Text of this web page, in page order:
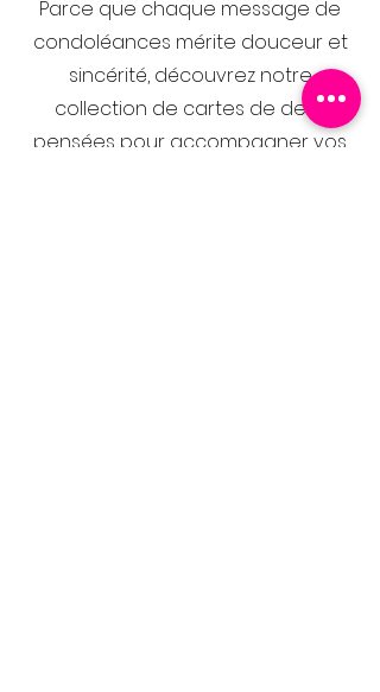
Parce que chaque message de
condoléances mérite douceur et
sincérité, découvrez notre
collection de cartes de deuil
pensées pour accompagner vos